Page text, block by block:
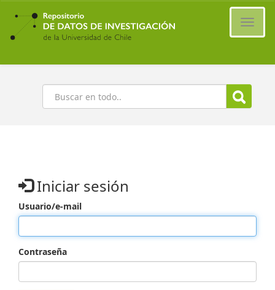
Ir
contenido
principal
Buscar
Iniciar sesión
Usuario/e-mail
Contraseña